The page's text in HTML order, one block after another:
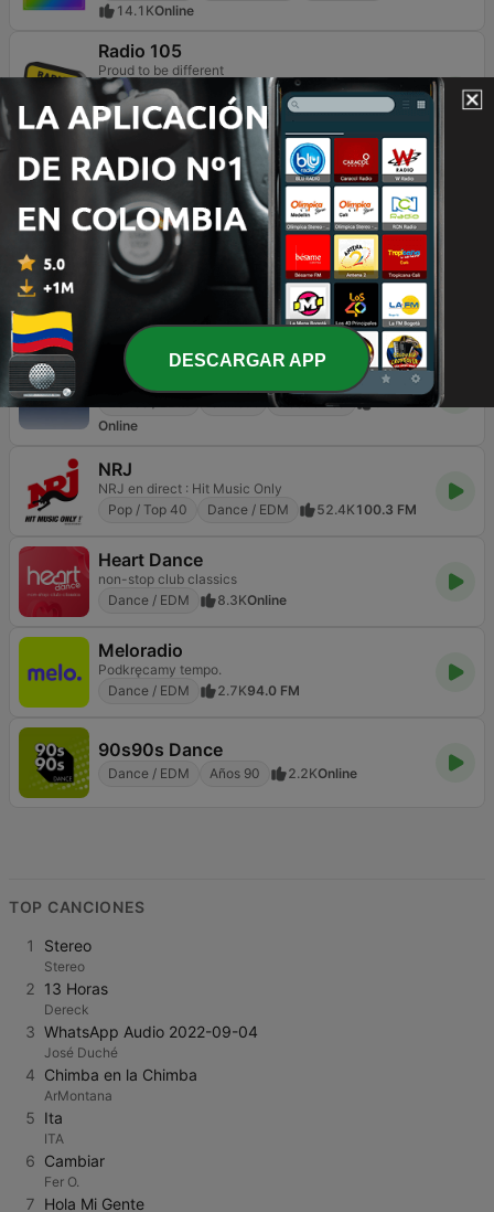
14.1KOnline
Radio 105
Proud to be different
Pop / Top 40
Contemporánea para adultos
Dance / EDM
Radio m2o
Deejay Station
Pop / Top 40
Dance / EDM 17.9K90.5 FM
Mix FM São Paulo
O melhor Mix de São Paulo
Dance / EDM 35.8K106.3 FM
Chilltrax
The world's chillout channel
Electrónica
Online
NRJ
NRJ en direct : Hit Music Only
Pop / Top 40
Dance / EDM 52.4K100.3 FM
Heart Dance
non-stop club classics
Dance / EDM
8.3KOnline
Meloradio
Podkręcamy tempo.
Dance / EDM
2.7K94.0 FM
90s90s Dance
Dance / EDM Años 90 2.2KOnline
TOP CANCIONES
1 Stereo
Stereo
2 13 Horas
Dereck
3 WhatsApp Audio 2022-09-04
José Duché
4 Chimba en la Chimba
ArMontana
5 Ita
ITA
6 Cambiar
Fer O.
7 Hola Mi Gente
DESCARGAR APP